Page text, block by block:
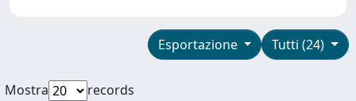
Tutti (24)
Esportazione
Mostra
records